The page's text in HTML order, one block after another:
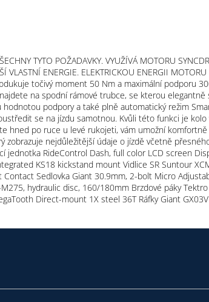
TYTO POŽADAVKY. VYUŽÍVÁ MOTORU
VLASTNÍ ENERGIE. ELEKTRICKOU ENERGII
točivý moment 50 Nm a maximální podporu
na spodní rámové trubce, se kterou elegantně
podpory a také plně automatický režim
se na jízdu samotnou. Kvůli této funkci je
hned po ruce u levé rukojeti, vám umožní
nejdůležitější údaje o jízdě včetně
RideControl Dash, full color LCD screen
KS18 kickstand mount Vidlice SR Suntour
Sedlovka Giant 30.9mm, 2-bolt Micro
hydraulic disc, 160/180mm Brzdové páky
Direct-mount 1X steel 36T Ráfky Giant